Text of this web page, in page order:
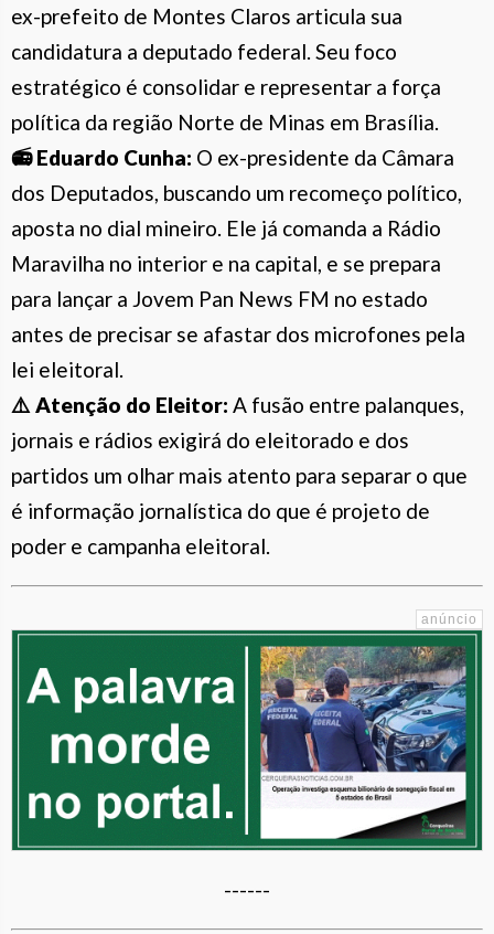
ex-prefeito de Montes Claros articula sua
candidatura a deputado federal. Seu foco
estratégico é consolidar e representar a força
política da região Norte de Minas em Brasília.
📻 Eduardo Cunha: O ex-presidente da Câmara
dos Deputados, buscando um recomeço político,
aposta no dial mineiro. Ele já comanda a Rádio
Maravilha no interior e na capital, e se prepara
para lançar a Jovem Pan News FM no estado
antes de precisar se afastar dos microfones pela
lei eleitoral.
⚠️ Atenção do Eleitor: A fusão entre palanques,
jornais e rádios exigirá do eleitorado e dos
partidos um olhar mais atento para separar o que
é informação jornalística do que é projeto de
poder e campanha eleitoral.
------